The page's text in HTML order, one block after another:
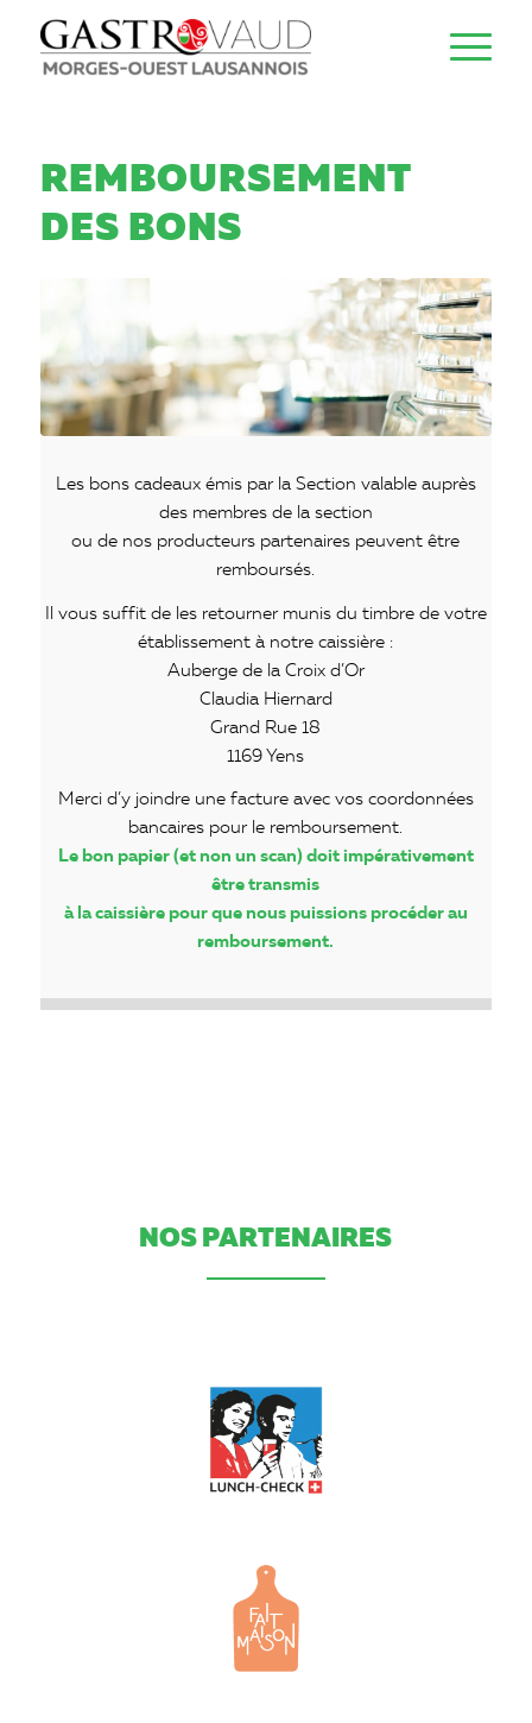
REMBOURSEMENT
DES BONS
Les bons cadeaux émis par la Section valable auprès
des membres de la section
ou de nos producteurs partenaires peuvent être
remboursés.
Il vous suffit de les retourner munis du timbre de votre
établissement à notre caissière :
Auberge de la Croix d’Or
Claudia Hiernard
Grand Rue 18
1169 Yens
Merci d’y joindre une facture avec vos coordonnées
bancaires pour le remboursement.
Le bon papier (et non un scan) doit impérativement
être transmis
à la caissière pour que nous puissions procéder au
remboursement.
NOS PARTENAIRES